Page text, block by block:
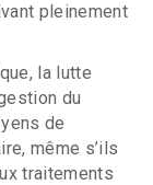
pleinement
la lutte
du
de
même s’ils
traitements